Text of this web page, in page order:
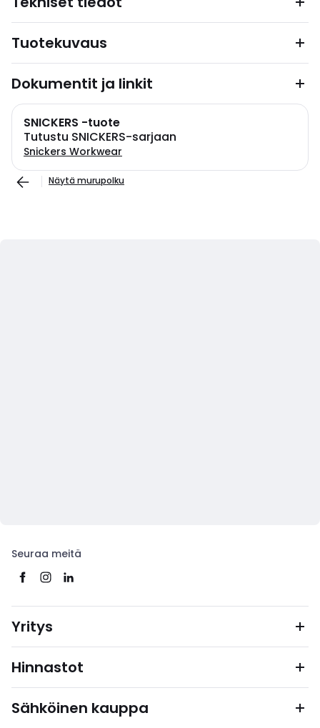
Tuotekuvaus
Dokumentit ja linkit
SNICKERS -tuote
Tutustu SNICKERS-sarjaan
Snickers Workwear
Näytä murupolku
Seuraa meitä
Yritys
Hinnastot
Sähköinen kauppa